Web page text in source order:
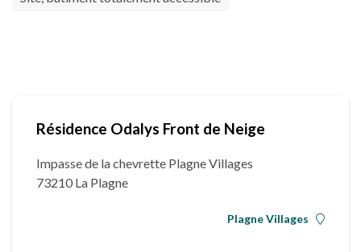
Résidence Odalys Front de Neige
Impasse de la chevrette Plagne Villages
73210 La Plagne
Plagne Villages